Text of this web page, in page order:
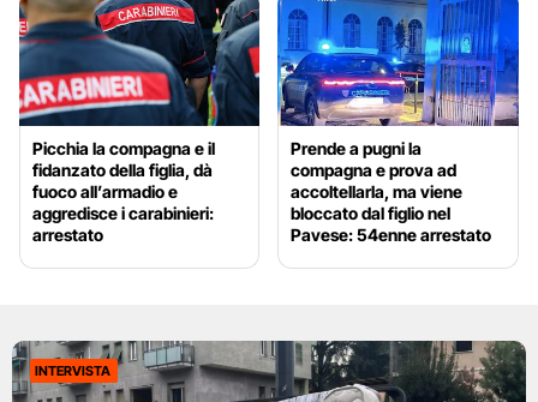
Picchia la compagna e il
fidanzato della figlia, dà
fuoco all’armadio e
aggredisce i carabinieri:
arrestato
Prende a pugni la
compagna e prova ad
accoltellarla, ma viene
bloccato dal figlio nel
Pavese: 54enne arrestato
INTERVISTA